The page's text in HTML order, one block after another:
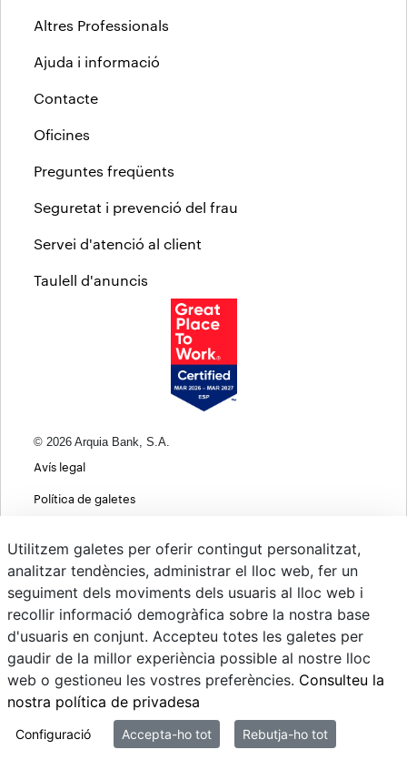
Altres Professionals
Ajuda i informació
Contacte
Oficines
Preguntes freqüents
Seguretat i prevenció del frau
Servei d'atenció al client
Taulell d'anuncis
© 2026 Arquia Bank, S.A.
Avís legal
Política de galetes
Política de privacitat web
MIFID
Polítiques ASG
Psd22
Canvi de Divises
Sistema intern d'informació
Mi correo @arquiapro.com
Utilitzem galetes per oferir contingut personalitzat,
analitzar tendències, administrar el lloc web, fer un
seguiment dels moviments dels usuaris al lloc web i
recollir informació demogràfica sobre la nostra base
d'usuaris en conjunt. Accepteu totes les galetes per
gaudir de la millor experiència possible al nostre lloc
web o gestioneu les vostres preferències. Consulteu la
nostra política de privadesa
Configuració Accepta-ho tot Rebutja-ho tot